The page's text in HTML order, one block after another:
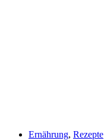
Ernährung, Rezepte